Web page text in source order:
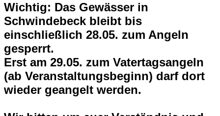
Wichtig: Das Gewässer in
Schwindebeck bleibt bis
einschließlich 28.05. zum Angeln
gesperrt.
Erst am 29.05. zum Vatertagsangeln
(ab Veranstaltungsbeginn) darf dort
wieder geangelt werden.